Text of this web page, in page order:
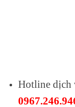
Hotline dịch